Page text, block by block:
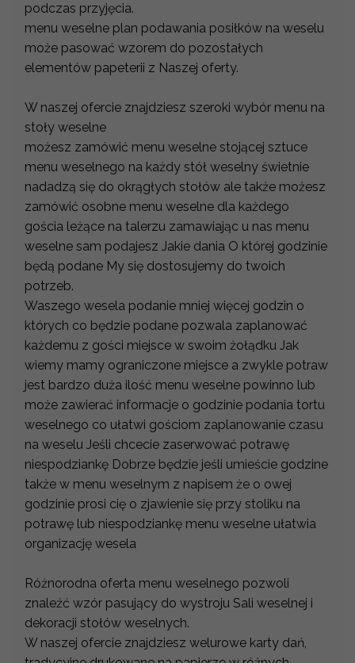
podczas przyjęcia.
menu weselne plan podawania posiłków na weselu
może pasować wzorem do pozostałych
elementów papeterii z Naszej oferty.
W naszej ofercie znajdziesz szeroki wybór menu na
stoły weselne
możesz zamówić menu weselne stojącej sztuce
menu weselnego na każdy stół weselny świetnie
nadadzą się do okrągłych stołów ale także możesz
zamówić osobne menu weselne dla każdego
gościa leżące na talerzu zamawiając u nas menu
weselne sam podajesz Jakie dania O której godzinie
będą podane My się dostosujemy do twoich
potrzeb.
Waszego wesela podanie mniej więcej godzin o
których co będzie podane pozwala zaplanować
każdemu z gości miejsce w swoim żołądku Jak
wiemy mamy ograniczone miejsce a zwykle potraw
jest bardzo duża ilość menu weselne powinno lub
może zawierać informacje o godzinie podania tortu
weselnego co ułatwi gościom zaplanowanie czasu
na weselu Jeśli chcecie zaserwować potrawę
niespodziankę Dobrze będzie jeśli umieście godzine
także w menu weselnym z napisem że o owej
godzinie prosi cię o zjawienie się przy stoliku na
potrawę lub niespodziankę menu weselne ułatwia
organizację wesela
Różnorodna oferta menu weselnego pozwoli
znaleźć wzór pasujący do wystroju Sali weselnej i
dekoracji stołów weselnych.
W naszej ofercie znajdziesz welurowe karty dań,